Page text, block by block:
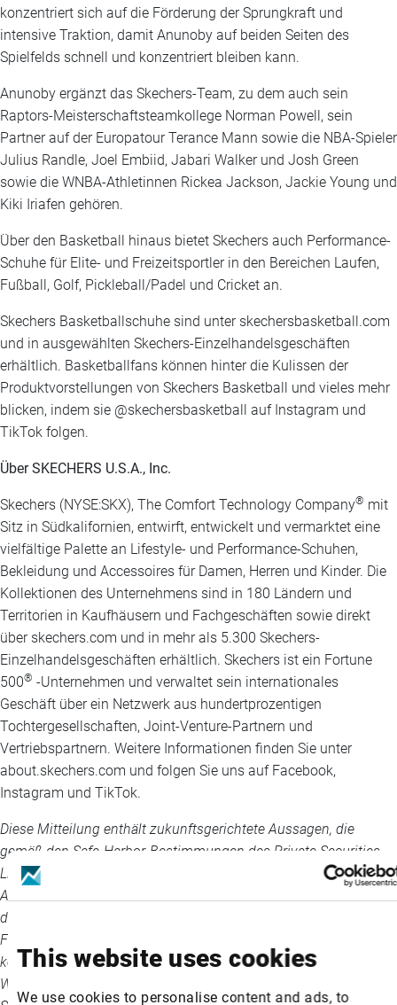
This website uses cookies
We use cookies to personalise content and ads, to
konzentriert sich auf die Förderung der Sprungkraft und
intensive Traktion, damit Anunoby auf beiden Seiten des
Spielfelds schnell und konzentriert bleiben kann.
Anunoby ergänzt das Skechers-Team, zu dem auch sein
Raptors-Meisterschaftsteamkollege Norman Powell, sein
Partner auf der Europatour Terance Mann sowie die NBA-Spieler
Julius Randle, Joel Embiid, Jabari Walker und Josh Green
sowie die WNBA-Athletinnen Rickea Jackson, Jackie Young und
Kiki Iriafen gehören.
Über den Basketball hinaus bietet Skechers auch Performance-
Schuhe für Elite- und Freizeitsportler in den Bereichen Laufen,
Fußball, Golf, Pickleball/Padel und Cricket an.
Skechers Basketballschuhe sind unter skechersbasketball.com
und in ausgewählten Skechers-Einzelhandelsgeschäften
erhältlich. Basketballfans können hinter die Kulissen der
Produktvorstellungen von Skechers Basketball und vieles mehr
blicken, indem sie @skechersbasketball auf Instagram und
TikTok folgen.
Über SKECHERS U.S.A., Inc.
Skechers (NYSE:SKX), The Comfort Technology Company® mit
Sitz in Südkalifornien, entwirft, entwickelt und vermarktet eine
vielfältige Palette an Lifestyle- und Performance-Schuhen,
Bekleidung und Accessoires für Damen, Herren und Kinder. Die
Kollektionen des Unternehmens sind in 180 Ländern und
Territorien in Kaufhäusern und Fachgeschäften sowie direkt
über skechers.com und in mehr als 5.300 Skechers-
Einzelhandelsgeschäften erhältlich. Skechers ist ein Fortune
500® -Unternehmen und verwaltet sein internationales
Geschäft über ein Netzwerk aus hundertprozentigen
Tochtergesellschaften, Joint-Venture-Partnern und
Vertriebspartnern. Weitere Informationen finden Sie unter
about.skechers.com und folgen Sie uns auf Facebook,
Instagram und TikTok.
Diese Mitteilung enthält zukunftsgerichtete Aussagen, die
gemäß den Safe-Harbor-Bestimmungen des Private Securities
Litigation Reform Act von 1995, Abschnitt 27A des Securities
Act von 1933 in seiner geänderten Fassung und Abschnitt 21E
des Securities Exchange Act von 1934 in seiner geänderten
Fassung gemacht werden. Diese zukunftsgerichteten Aussagen
können unter anderem das künftige nationale und internationale
Wachstum, die Finanzergebnisse und die Geschäftstätigkeit von